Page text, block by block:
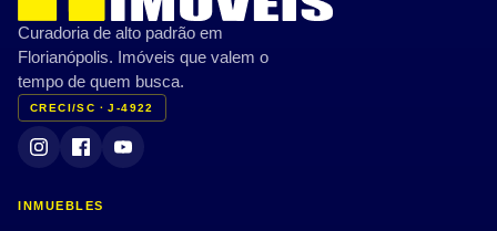
Curadoria de alto padrão em
Florianópolis. Imóveis que valem o
tempo de quem busca.
CRECI/SC · J-4922
INMUEBLES